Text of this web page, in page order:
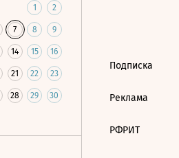
1 2
7 8 9
14 15 16
21 22 23
28 29 30
Подписка
Реклама
РФРИТ